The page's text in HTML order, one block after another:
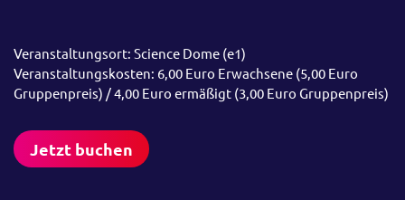
Veranstaltungsort: Science Dome (e1)
Veranstaltungskosten: 6,00 Euro Erwachsene (5,00 Euro
Gruppenpreis) / 4,00 Euro ermäßigt (3,00 Euro Gruppenpreis)
Jetzt buchen